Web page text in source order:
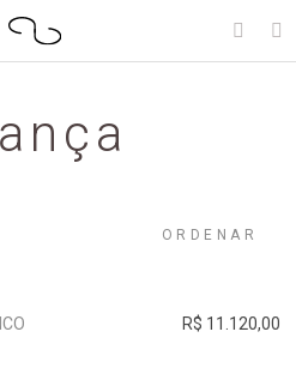
ORDENAR
R$ 11.120,00